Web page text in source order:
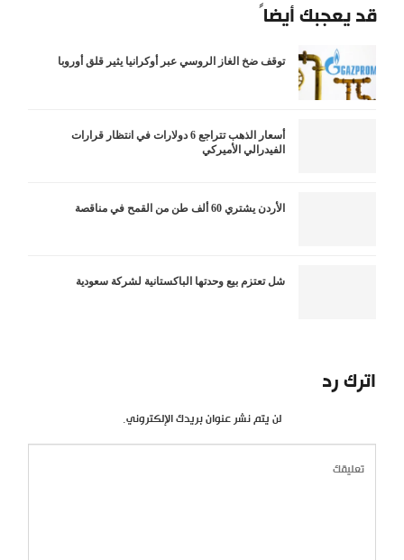
قد يعجبك أيضاً
توقف ضخ الغاز الروسي عبر أوكرانيا يثير قلق أوروبا
أسعار الذهب تتراجع 6 دولارات في انتظار قرارات
الفيدرالي الأميركي
الأردن يشتري 60 ألف طن من القمح في مناقصة
شل تعتزم بيع وحدتها الباكستانية لشركة سعودية
اترك رد
لن يتم نشر عنوان بريدك الإلكتروني.